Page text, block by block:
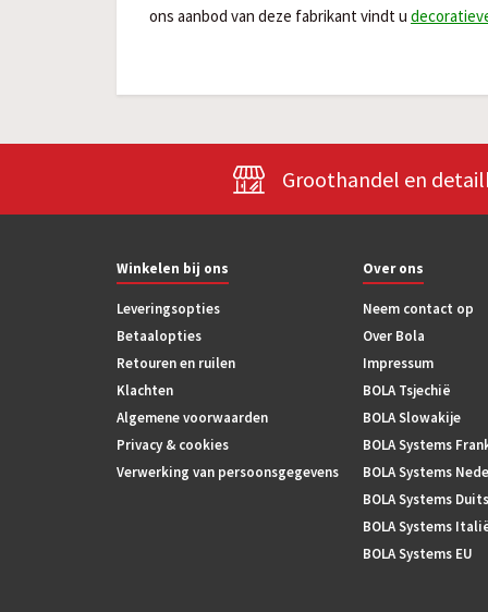
ons aanbod van deze fabrikant vindt u
Groothandel en
Winkelen bij ons
Leveringsopties
Betaalopties
Retouren en ruilen
Klachten
Algemene voorwaarden
Privacy & cookies
Verwerking van persoonsgegevens
Over ons
Neem contact op
Over Bola
Impressum
BOLA Tsjechië
BOLA Slowakije
BOLA Systems
BOLA Systems
BOLA Systems
BOLA Systems
BOLA Systems EU